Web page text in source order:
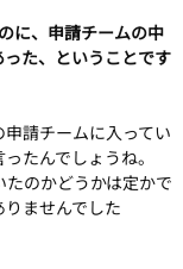
に、申請チームの中
た、ということです
請チームに入ってい
たんでしょうね。
たのかどうかは定かで
ませんでした